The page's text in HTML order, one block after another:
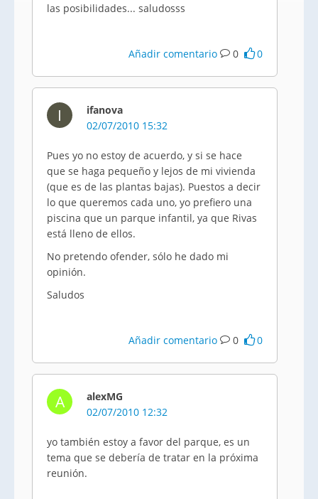
las posibilidades... saludosss
Añadir comentario 0 0
I
ifanova
02/07/2010 15:32
Pues yo no estoy de acuerdo, y si se hace
que se haga pequeño y lejos de mi vivienda
(que es de las plantas bajas). Puestos a decir
lo que queremos cada uno, yo prefiero una
piscina que un parque infantil, ya que Rivas
está lleno de ellos.
No pretendo ofender, sólo he dado mi
opinión.
Saludos
Añadir comentario 0 0
A
alexMG
02/07/2010 12:32
yo también estoy a favor del parque, es un
tema que se debería de tratar en la próxima
reunión.